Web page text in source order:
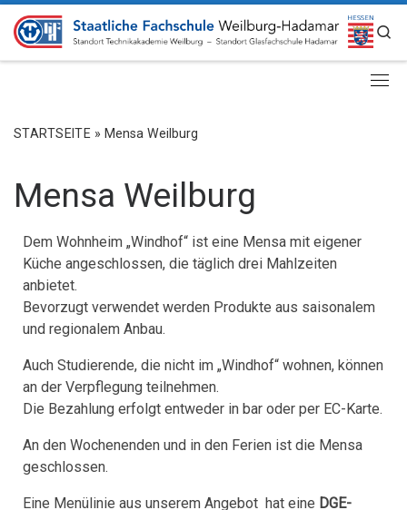
ZUM INHALT SPRINGEN
STARTSEITE » Mensa Weilburg
Mensa Weilburg
Dem Wohnheim „Windhof“ ist eine Mensa mit eigener
Küche angeschlossen, die täglich drei Mahlzeiten
anbietet.
Bevorzugt verwendet werden Produkte aus saisonalem
und regionalem Anbau.
Auch Studierende, die nicht im „Windhof“ wohnen, können
an der Verpflegung teilnehmen.
Die Bezahlung erfolgt entweder in bar oder per EC-Karte.
An den Wochenenden und in den Ferien ist die Mensa
geschlossen.
Eine Menülinie aus unserem Angebot hat eine DGE-